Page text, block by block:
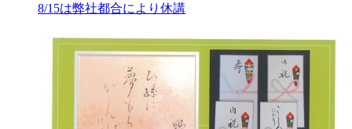
8/15は弊社都合により休講